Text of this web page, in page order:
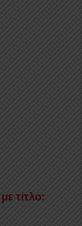
με τίτλο: